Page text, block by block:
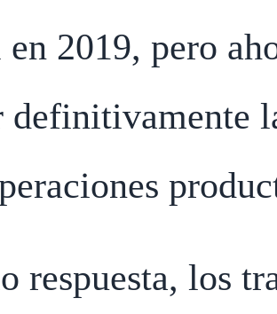
2019, pero
definitivamente
respuesta, los